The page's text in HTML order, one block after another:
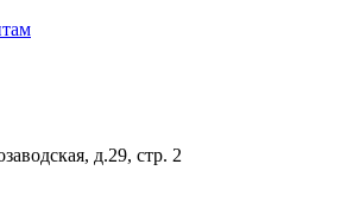
д.29, стр. 2